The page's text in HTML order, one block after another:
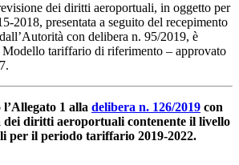
dei diritti aeroportuali, in oggetto per
2018, presentata a seguito del recepimento
con delibera n. 95/2019, è
Modello tariffario di riferimento – approvato
1 alla delibera n. 126/2019 con
diritti aeroportuali contenente il livello
per il periodo tariffario 2019-2022.